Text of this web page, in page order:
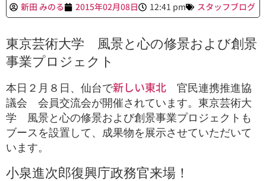
新田 みのる 2015年02月08日 12:41 pm スタッフブログ
東京芸術大学 風景と心の修景および創景
事業プロジェクト
本日２月８日、仙台で新しい東北 官民連携推進協
議会 会員交流会が開催されています。東京芸術大
学 風景と心の修景および創景事業プロジェクトも
ブースを設置して、成果物を展示させていただいて
います。
小泉進次郎復興庁政務官来場！